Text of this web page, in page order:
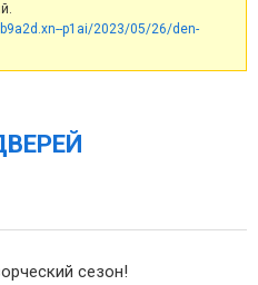
p1ai/2023/05/26/den-
сезон!